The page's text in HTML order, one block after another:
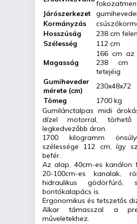
Járószerkezet
Kormányzás
Hosszúság
238 cm
Szélesség
112 cm
Magasság
166 cm az
238 cm
tetejéig
Gumiheveder
mérete (cm)
230x48x72
Tömeg
1700 kg
Gumilánctalpas midi
dízel motorral,
legkedvezőbb áron.
1700 kilogramm
szélessége 112 cm, így
befér.
Az alap, 40cm-es kanálon
20-100cm-es kanalak,
hidraulikus gödörfúró,
bontókalapács is.
Ergonomikus és tetszetős
Alkar támasszal a
műveletekhez.